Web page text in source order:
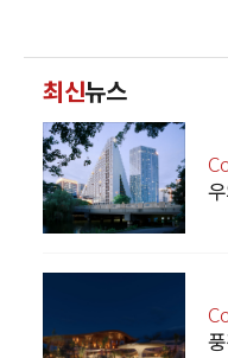
최신뉴스